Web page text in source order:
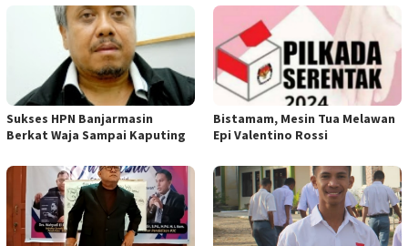
Sukses HPN Banjarmasin
Berkat Waja Sampai Kaputing
Bistamam, Mesin Tua Melawan
Epi Valentino Rossi